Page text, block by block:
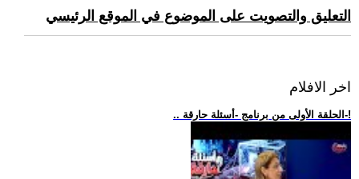
التعليق والتصويت على الموضوع في الموقع الرئيسي
اخر الافلام
.. الحلقة الأولى من برنامج -أسئلة حارقة-!